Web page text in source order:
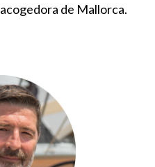
de Mallorca.